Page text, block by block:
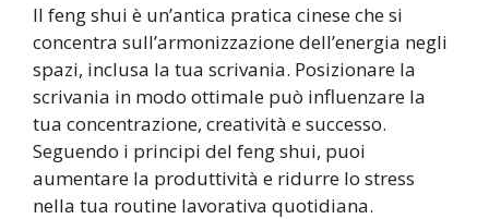
Il feng shui è un’antica pratica cinese che si
concentra sull’armonizzazione dell’energia negli
spazi, inclusa la tua scrivania. Posizionare la
scrivania in modo ottimale può influenzare la
tua concentrazione, creatività e successo.
Seguendo i principi del feng shui, puoi
aumentare la produttività e ridurre lo stress
nella tua routine lavorativa quotidiana.